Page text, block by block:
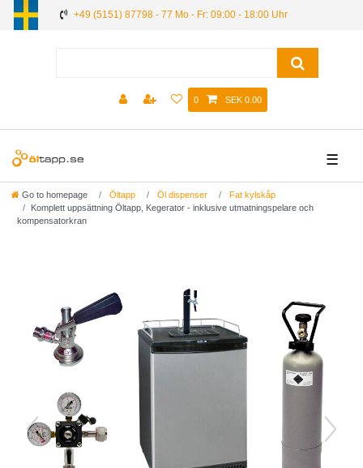
+49 (5151) 87798 - 77 Mo - Fr: 09:00 - 18:00 Uhr
0 SEK 0.00
☰
Go to homepage Öltapp Öl dispenser
Fat kylskåp
Komplett uppsättning Öltapp, Kegerator - inklusive utmatningspelare och
kompensatorkran